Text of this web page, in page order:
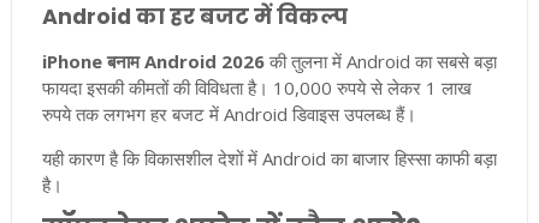
Android का हर बजट में विकल्प
iPhone बनाम Android 2026की तुलना में Android का सबसे बड़ा
फायदा इसकी कीमतों की विविधता है। 10,000 रुपये से लेकर 1 लाख
रुपये तक लगभग हर बजट में Android डिवाइस उपलब्ध हैं।
यही कारण है कि विकासशील देशों में Android का बाजार हिस्सा काफी बड़ा
है।